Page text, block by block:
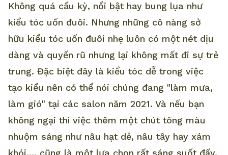
Không quá cầu kỳ, nổi bật hay bung lụa như
kiểu tóc uốn đuôi. Nhưng những cô nàng sở
hữu kiểu tóc uốn đuôi nhẹ luôn có một nét dịu
dàng và quyến rũ nhưng lại không mất đi sự trẻ
trung. Đặc biệt đây là kiểu tóc dễ trong việc
tạo kiểu nên có thể nói chúng đang "làm mưa,
làm gió" tại các salon năm 2021. Và nếu bạn
không ngại thì việc thêm một chút tông màu
nhuộm sáng như nâu hạt dẻ, nâu tây hay xám
khói,... cũng là một lựa chọn rất sáng suốt đấy.